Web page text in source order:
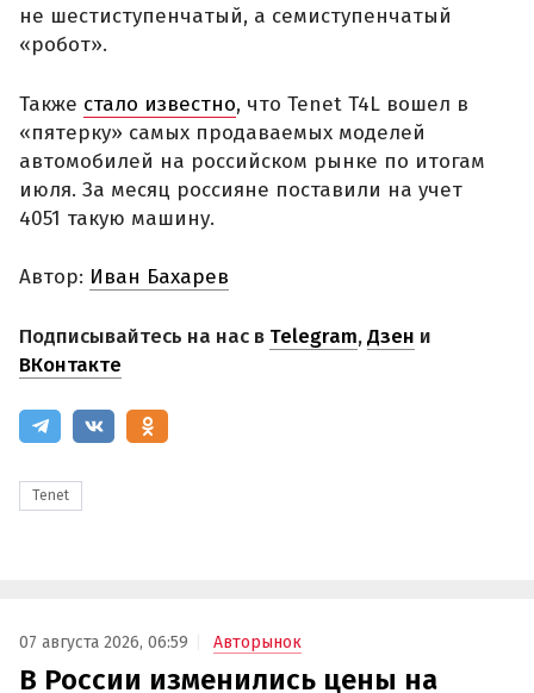
не шестиступенчатый, а семиступенчатый
«робот».
Также стало известно, что Tenet T4L вошел в
«пятерку» самых продаваемых моделей
автомобилей на российском рынке по итогам
июля. За месяц россияне поставили на учет
4051 такую машину.
Автор: Иван Бахарев
Подписывайтесь на нас в Telegram,Дзен и
ВКонтакте
Tenet
07 августа 2026, 06:59 Авторынок
В России изменились цены на